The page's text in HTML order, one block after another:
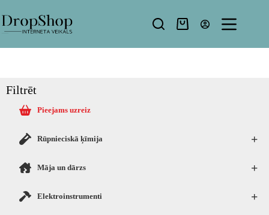
Filtrēt
Pieejams uzreiz
+
Rūpnieciskā ķīmija
+
Māja un dārzs
+
Elektroinstrumenti